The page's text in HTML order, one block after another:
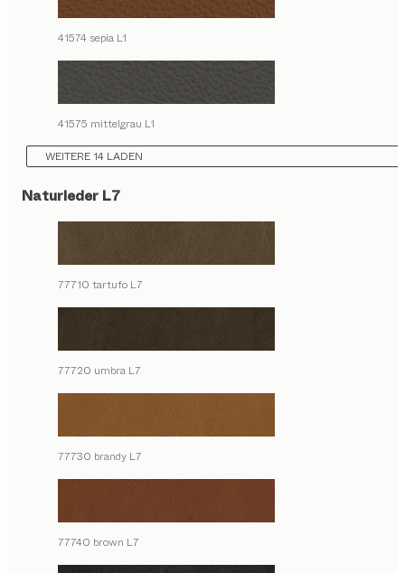
41574 sepia L1
41575 mittelgrau L1
WEITERE 14 LADEN
Naturleder L7
77710 tartufo L7
77720 umbra L7
77730 brandy L7
77740 brown L7